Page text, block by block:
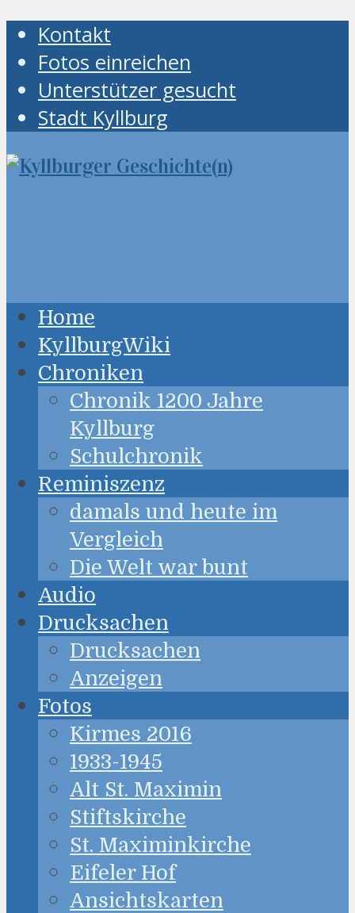
Kontakt
Fotos einreichen
Unterstützer gesucht
Stadt Kyllburg
Home
KyllburgWiki
Chroniken
Chronik 1200 Jahre
Kyllburg
Schulchronik
Reminiszenz
damals und heute im
Vergleich
Die Welt war bunt
Audio
Drucksachen
Drucksachen
Anzeigen
Fotos
Kirmes 2016
1933-1945
Alt St. Maximin
Stiftskirche
St. Maximinkirche
Eifeler Hof
Ansichtskarten